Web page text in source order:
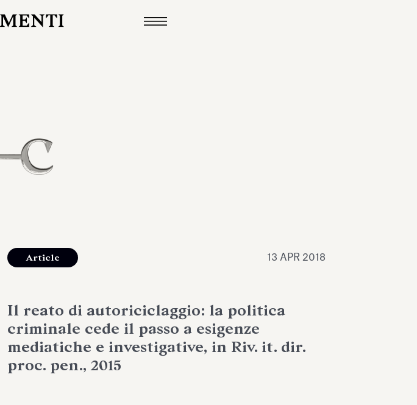
Article 13 APR 2018
Il reato di autoriciclaggio: la politica
criminale cede il passo a esigenze
mediatiche e investigative, in Riv. it. dir.
proc. pen., 2015